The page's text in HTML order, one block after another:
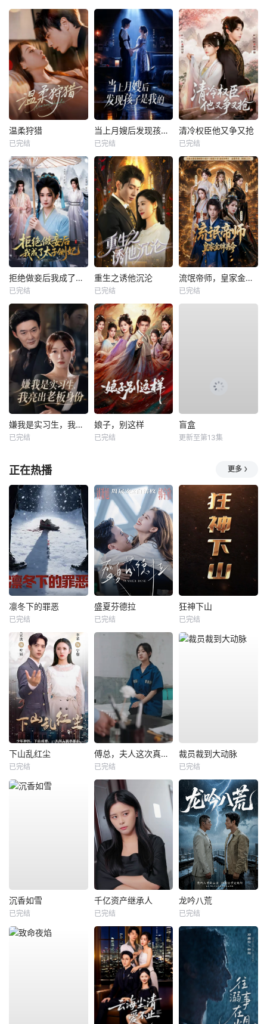
温柔狩猎
已完结
当上月嫂后发现孩子是我的
已完结
清冷权臣他又争又抢
已完结
拒绝做妾后我成了太子侧妃
已完结
重生之诱他沉沦
已完结
流氓帝师，皇家金牌县令
已完结
嫌我是实习生，我亮出老板身份
已完结
娘子，别这样
已完结
盲盒
更新至第13集
正在热播 更多
凛冬下的罪恶
已完结
盛夏芬德拉
已完结
狂神下山
已完结
下山乱红尘
已完结
傅总，夫人这次真的死了
已完结
裁员裁到大动脉
已完结
沉香如雪
已完结
千亿资产继承人
已完结
龙吟八荒
已完结